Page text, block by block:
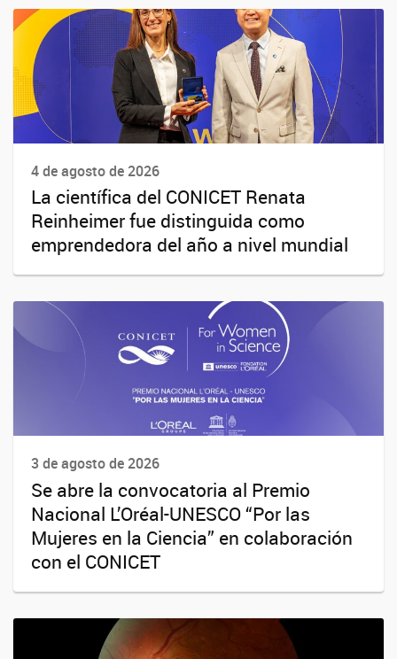
4 de agosto de 2026
La científica del CONICET Renata
Reinheimer fue distinguida como
emprendedora del año a nivel mundial
3 de agosto de 2026
Se abre la convocatoria al Premio
Nacional L’Oréal-UNESCO “Por las
Mujeres en la Ciencia” en colaboración
con el CONICET